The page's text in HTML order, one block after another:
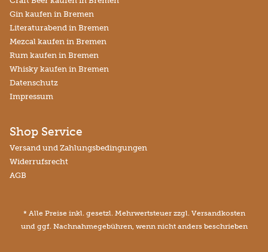
Gin kaufen in Bremen
Literaturabend in Bremen
Mezcal kaufen in Bremen
Rum kaufen in Bremen
Whisky kaufen in Bremen
Datenschutz
Impressum
Shop Service
Versand und Zahlungsbedingungen
Widerrufsrecht
AGB
* Alle Preise inkl. gesetzl. Mehrwertsteuer zzgl. Versandkosten
und ggf. Nachnahmegebühren, wenn nicht anders beschrieben